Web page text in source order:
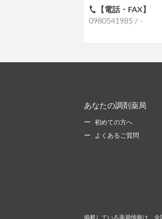
【電話・FAX】
0980541985 / -
あなたの調剤薬局
初めての方へ
よくあるご質問
掲載している薬局情報は、全